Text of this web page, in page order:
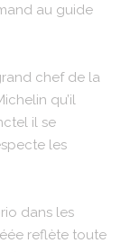
au guide
chef de la
qu’il
il se
les
dans les
reflète toute